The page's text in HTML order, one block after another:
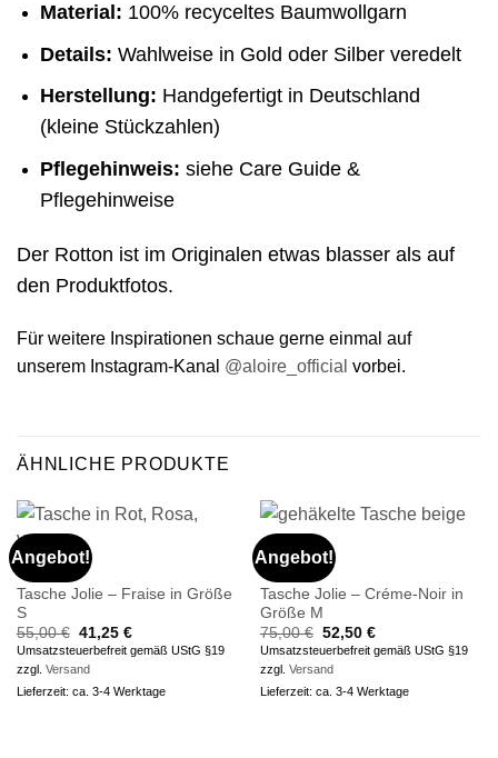
Material: 100% recyceltes Baumwollgarn
Details: Wahlweise in Gold oder Silber veredelt
Herstellung: Handgefertigt in Deutschland
(kleine Stückzahlen)
Pflegehinweis: siehe Care Guide &
Pflegehinweise
Der Rotton ist im Originalen etwas blasser als auf
den Produktfotos.
Für weitere Inspirationen schaue gerne einmal auf
unserem Instagram-Kanal @aloire_official vorbei.
ÄHNLICHE PRODUKTE
Angebot!
TASCHE
Tasche Jolie – Fraise in Größe
S
55,00€ Ursprünglicher
Preis
55,00 €
41,25 €Aktueller
Preis
ist:
Umsatzsteuerbefreit gemäß UStG §19
zzgl. Versand
Lieferzeit: ca. 3-4 Werktage
Angebot!
TASCHE
Tasche Jolie – Créme-Noir in
Größe M
75,00€ Ursprünglicher
Preis
75,00 €
52,50 €Aktueller
Preis
ist:
Umsatzsteuerbefreit gemäß UStG §19
zzgl. Versand
Lieferzeit: ca. 3-4 Werktage